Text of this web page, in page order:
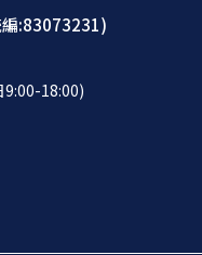
編:83073231)
9:00-18:00)